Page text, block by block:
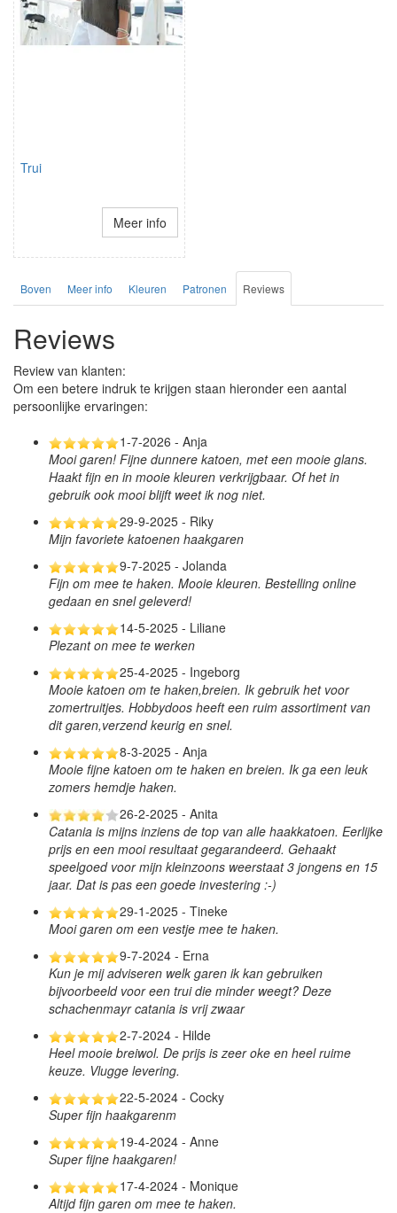
Trui
Meer info
Boven Meer info Kleuren Patronen Reviews
Reviews
Review van klanten:
Om een betere indruk te krijgen staan hieronder een aantal
persoonlijke ervaringen:
1-7-2026 - Anja
Mooi garen! Fijne dunnere katoen, met een mooie glans.
Haakt fijn en in mooie kleuren verkrijgbaar. Of het in
gebruik ook mooi blijft weet ik nog niet.
29-9-2025 - Riky
Mijn favoriete katoenen haakgaren
9-7-2025 - Jolanda
Fijn om mee te haken. Mooie kleuren. Bestelling online
gedaan en snel geleverd!
14-5-2025 - Liliane
Plezant on mee te werken
25-4-2025 - Ingeborg
Mooie katoen om te haken,breien. Ik gebruik het voor
zomertruitjes. Hobbydoos heeft een ruim assortiment van
dit garen,verzend keurig en snel.
8-3-2025 - Anja
Mooie fijne katoen om te haken en breien. Ik ga een leuk
zomers hemdje haken.
26-2-2025 - Anita
Catania is mijns inziens de top van alle haakkatoen. Eerlijke
prijs en een mooi resultaat gegarandeerd. Gehaakt
speelgoed voor mijn kleinzoons weerstaat 3 jongens en 15
jaar. Dat is pas een goede investering :-)
29-1-2025 - Tineke
Mooi garen om een vestje mee te haken.
9-7-2024 - Erna
Kun je mij adviseren welk garen ik kan gebruiken
bijvoorbeeld voor een trui die minder weegt? Deze
schachenmayr catania is vrij zwaar
2-7-2024 - Hilde
Heel mooie breiwol. De prijs is zeer oke en heel ruime
keuze. Vlugge levering.
22-5-2024 - Cocky
Super fijn haakgarenm
19-4-2024 - Anne
Super fijne haakgaren!
17-4-2024 - Monique
Altijd fijn garen om mee te haken.